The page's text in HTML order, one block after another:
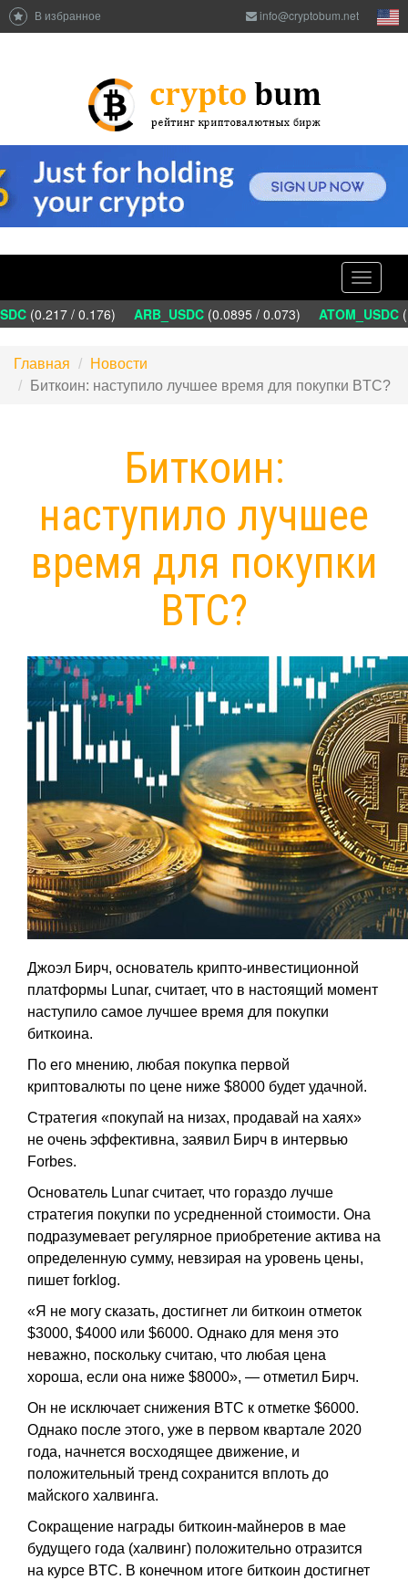
В избранное info@cryptobum.net
Toggle
(0.217 / 0.176) ARB_USDC(0.0895 / 0.073) ATOM_USDC
Главная
Новости
Биткоин: наступило лучшее время для покупки BTC?
Биткоин:
наступило лучшее
время для покупки
BTC?
Джоэл Бирч, основатель крипто-инвестиционной
платформы Lunar, считает, что в настоящий момент
наступило самое лучшее время для покупки
биткоина.
По его мнению, любая покупка первой
криптовалюты по цене ниже $8000 будет удачной.
Стратегия «покупай на низах, продавай на хаях»
не очень эффективна, заявил Бирч в интервью
Forbes.
Основатель Lunar считает, что гораздо лучше
стратегия покупки по усредненной стоимости. Она
подразумевает регулярное приобретение актива на
определенную сумму, невзирая на уровень цены,
пишет forklog.
«Я не могу сказать, достигнет ли биткоин отметок
$3000, $4000 или $6000. Однако для меня это
неважно, поскольку считаю, что любая цена
хороша, если она ниже $8000», — отметил Бирч.
Он не исключает снижения BTC к отметке $6000.
Однако после этого, уже в первом квартале 2020
года, начнется восходящее движение, и
положительный тренд сохранится вплоть до
майского халвинга.
Сокращение награды биткоин-майнеров в мае
будущего года (халвинг) положительно отразится
на курсе BTC. В конечном итоге биткоин достигнет